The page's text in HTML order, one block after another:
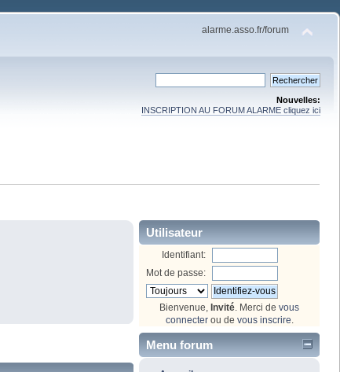
alarme.asso.fr/forum
Nouvelles:
INSCRIPTION AU FORUM ALARME cliquez ici
Utilisateur
Identifiant:
Mot de passe:
Bienvenue, Invité . Merci de vous
connecterou de vous inscrire
Menu forum